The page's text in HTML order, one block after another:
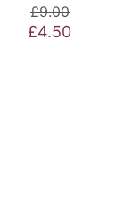
£9.00
Prețul
£4.50Prețul